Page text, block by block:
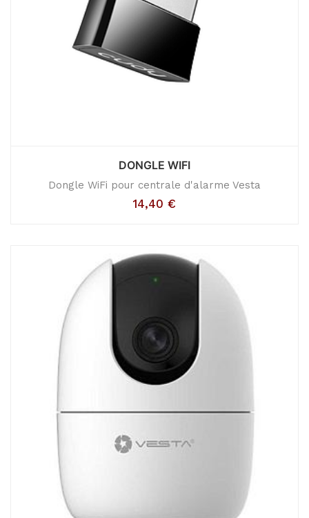
DONGLE WIFI
Dongle WiFi pour centrale d'alarme Vesta
14,40 €